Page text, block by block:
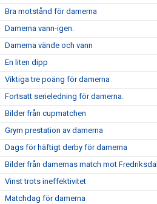
Bra motstånd för damerna
Damerna vann-igen.
Damerna vände och vann
En liten dipp
Viktiga tre poäng för damerna
Fortsatt serieledning för damerna.
Bilder från cupmatchen
Grym prestation av damerna
Dags för häftigt derby för damerna
Bilder från damernas match mot Fredriksdal
Vinst trots ineffektivitet
Matchdag för damerna